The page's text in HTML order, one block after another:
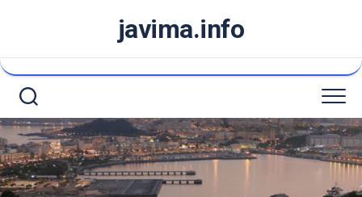
javima.info